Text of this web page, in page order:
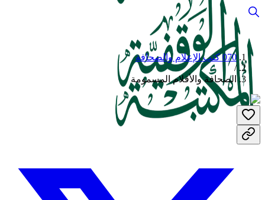
070 كتب الإعلام والصحافة
/
الصحافة والأقلام المسمومة